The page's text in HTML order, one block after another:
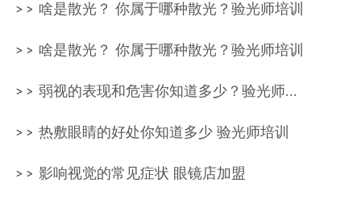
啥是散光？ 你属于哪种散光？验光师培训
啥是散光？ 你属于哪种散光？验光师培训
弱视的表现和危害你知道多少？验光师...
热敷眼睛的好处你知道多少 验光师培训
影响视觉的常见症状 眼镜店加盟